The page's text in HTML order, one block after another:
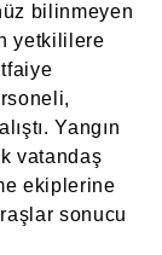
bilinmeyen
yetkililere
Yangın
vatandaş
ekiplerine
sonucu